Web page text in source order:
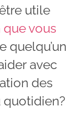
utile
vous
quelqu’un
avec
des
quotidien?